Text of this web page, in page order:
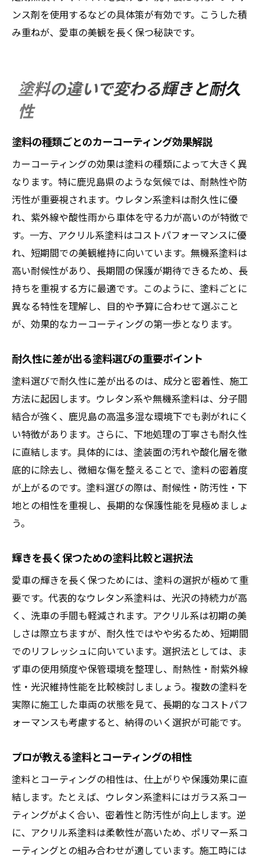
法
ガラスコーティングはやめた方がよいのか
ポリマー系コーティングのメリットと注意
点
最適な塗料で快適カーライフを目指す
カーコーティングと塗料選びの最終提案
快適カーライフを支える塗料の選択術
専門家が伝える塗料とコーティングの関係
施工後の満足度を高める塗料の選び方
塗料の違いがもたらすカーライフの変化
費用対効果を実感できる塗料選定ポイント
ンス剤を使用するなどの具体策が有効です。こうした積
み重ねが、愛車の美観を長く保つ秘訣です。
塗料の違いで変わる輝きと耐久
性
塗料の種類ごとのカーコーティング効果解説
カーコーティングの効果は塗料の種類によって大きく異
なります。特に鹿児島県のような気候では、耐熱性や防
汚性が重要視されます。ウレタン系塗料は耐久性に優
れ、紫外線や酸性雨から車体を守る力が高いのが特徴で
す。一方、アクリル系塗料はコストパフォーマンスに優
れ、短期間での美観維持に向いています。無機系塗料は
高い耐候性があり、長期間の保護が期待できるため、長
持ちを重視する方に最適です。このように、塗料ごとに
異なる特性を理解し、目的や予算に合わせて選ぶこと
が、効果的なカーコーティングの第一歩となります。
耐久性に差が出る塗料選びの重要ポイント
塗料選びで耐久性に差が出るのは、成分と密着性、施工
方法に起因します。ウレタン系や無機系塗料は、分子間
結合が強く、鹿児島の高温多湿な環境下でも剥がれにく
い特徴があります。さらに、下地処理の丁寧さも耐久性
に直結します。具体的には、塗装面の汚れや酸化層を徹
底的に除去し、微細な傷を整えることで、塗料の密着度
が上がるのです。塗料選びの際は、耐候性・防汚性・下
地との相性を重視し、長期的な保護性能を見極めましょ
う。
輝きを長く保つための塗料比較と選択法
愛車の輝きを長く保つためには、塗料の選択が極めて重
要です。代表的なウレタン系塗料は、光沢の持続力が高
く、洗車の手間も軽減されます。アクリル系は初期の美
しさは際立ちますが、耐久性ではやや劣るため、短期間
でのリフレッシュに向いています。選択法としては、ま
ず車の使用頻度や保管環境を整理し、耐熱性・耐紫外線
性・光沢維持性能を比較検討しましょう。複数の塗料を
実際に施工した車両の状態を見て、長期的なコストパフ
ォーマンスも考慮すると、納得のいく選択が可能です。
プロが教える塗料とコーティングの相性
塗料とコーティングの相性は、仕上がりや保護効果に直
結します。たとえば、ウレタン系塗料にはガラス系コー
ティングがよく合い、密着性と防汚性が向上します。逆
に、アクリル系塗料は柔軟性が高いため、ポリマー系コ
ーティングとの組み合わせが適しています。施工時には